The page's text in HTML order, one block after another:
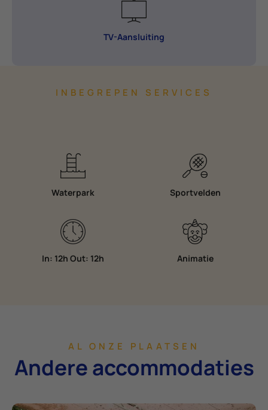
TV-Aansluiting
INBEGREPEN SERVICES
Waterpark Sportvelden
In: 12h Out: 12h Animatie
AL ONZE PLAATSEN
Andere accommodaties